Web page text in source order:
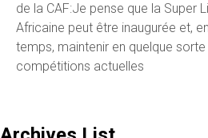
de la CAF:Je pense que la Super
Africaine peut être inaugurée et,
temps, maintenir en quelque sorte
compétitions actuelles